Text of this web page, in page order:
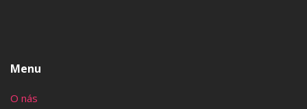
Menu
O nás